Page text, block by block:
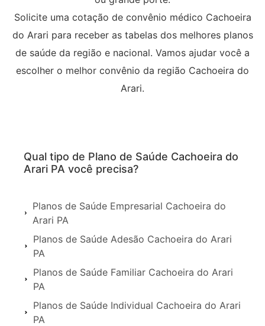
Solicite uma cotação de convênio médico Cachoeira
do Arari para receber as tabelas dos melhores planos
de saúde da região e nacional. Vamos ajudar você a
escolher o melhor convênio da região Cachoeira do
Arari.
Qual tipo de Plano de Saúde Cachoeira do
Arari PA você precisa?
Planos de Saúde Empresarial Cachoeira do
Arari PA
Planos de Saúde Adesão Cachoeira do Arari
PA
Planos de Saúde Familiar Cachoeira do Arari
PA
Planos de Saúde Individual Cachoeira do Arari
PA